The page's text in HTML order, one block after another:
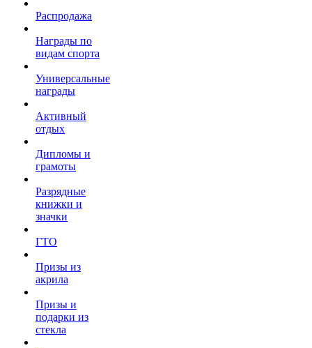
Распродажа
Награды по
видам спорта
Универсальные
награды
Активный
отдых
Дипломы и
грамоты
Разрядные
книжки и
значки
ГТО
Призы из
акрила
Призы и
подарки из
стекла